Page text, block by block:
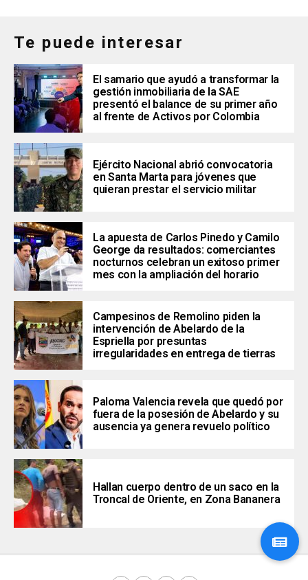
Te puede interesar
El samario que ayudó a transformar la
gestión inmobiliaria de la SAE
presentó el balance de su primer año
al frente de Activos por Colombia
Ejército Nacional abrió convocatoria
en Santa Marta para jóvenes que
quieran prestar el servicio militar
La apuesta de Carlos Pinedo y Camilo
George da resultados: comerciantes
nocturnos celebran un exitoso primer
mes con la ampliación del horario
Campesinos de Remolino piden la
intervención de Abelardo de la
Espriella por presuntas
irregularidades en entrega de tierras
Paloma Valencia revela que quedó por
fuera de la posesión de Abelardo y su
ausencia ya genera revuelo político
Hallan cuerpo dentro de un saco en la
Troncal de Oriente, en Zona Bananera